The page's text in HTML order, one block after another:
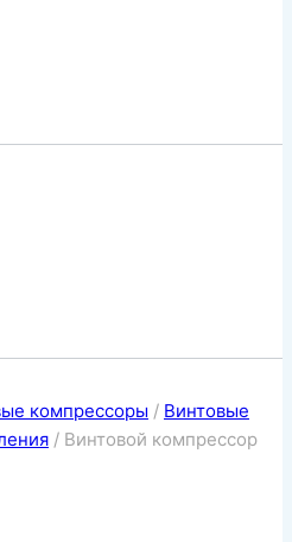
компрессоры / Винтовые
/ Винтовой компрессор